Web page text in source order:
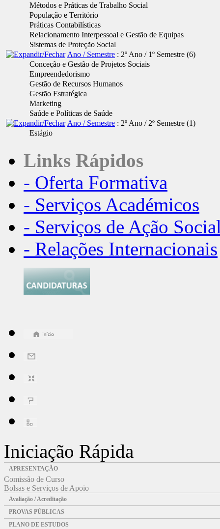
Métodos e Práticas de Trabalho Social
População e Território
Práticas Contabilísticas
Relacionamento Interpessoal e Gestão de Equipas
Sistemas de Proteção Social
Ano / Semestre : 2º Ano / 1º Semestre ‎(6)
Conceção e Gestão de Projetos Sociais
Empreendedorismo
Gestão de Recursos Humanos
Gestão Estratégica
Marketing
Saúde e Políticas de Saúde
Ano / Semestre : 2º Ano / 2º Semestre ‎(1)
Estágio
Links Rápidos
- Oferta Formativa
- Serviços Académicos
- Serviços de Ação
- Relações Internacionais
Iniciação Rápida
APRESENTAÇÃO
Comissão de Curso
Bolsas e Serviços de Apoio
Avaliação / Acreditação
PROVAS PÚBLICAS
PLANO DE ESTUDOS